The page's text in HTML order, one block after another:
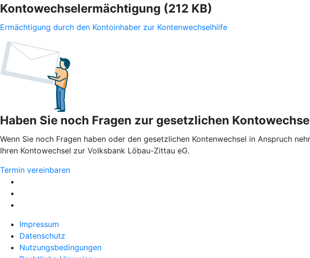
Kontowechselermächtigung (212 KB)
Ermächtigung durch den Kontoinhaber zur Kontenwechselhilfe
Haben Sie noch Fragen zur gesetzlichen
Wenn Sie noch Fragen haben oder den gesetzlichen Kontenwechsel in Anspruch
Ihren Kontowechsel zur Volksbank Löbau-Zittau eG.
Termin vereinbaren
Impressum
Datenschutz
Nutzungsbedingungen